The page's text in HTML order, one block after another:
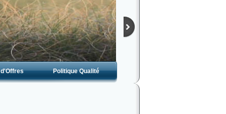
Politique Qualité